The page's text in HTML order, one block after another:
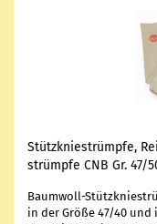
Stütz­knie­strümp­fe,
strümp­fe CNB Gr. 47/
Baumwoll-​
in der Größe 47/40